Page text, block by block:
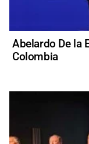
Abelardo De la
Colombia